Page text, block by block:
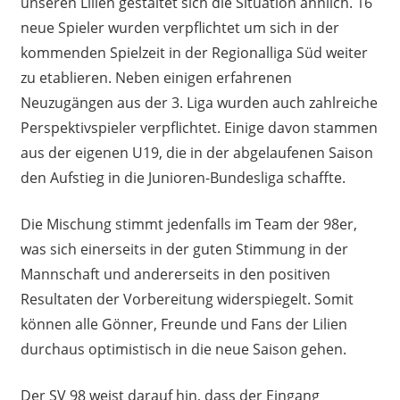
neue Spieler wurden verpflichtet um sich in der
kommenden Spielzeit in der Regionalliga Süd weiter
zu etablieren. Neben einigen erfahrenen
Neuzugängen aus der 3. Liga wurden auch zahlreiche
Perspektivspieler verpflichtet. Einige davon stammen
aus der eigenen U19, die in der abgelaufenen Saison
den Aufstieg in die Junioren-Bundesliga schaffte.
Die Mischung stimmt jedenfalls im Team der 98er,
was sich einerseits in der guten Stimmung in der
Mannschaft und andererseits in den positiven
Resultaten der Vorbereitung widerspiegelt. Somit
können alle Gönner, Freunde und Fans der Lilien
durchaus optimistisch in die neue Saison gehen.
Der SV 98 weist darauf hin, dass der Eingang